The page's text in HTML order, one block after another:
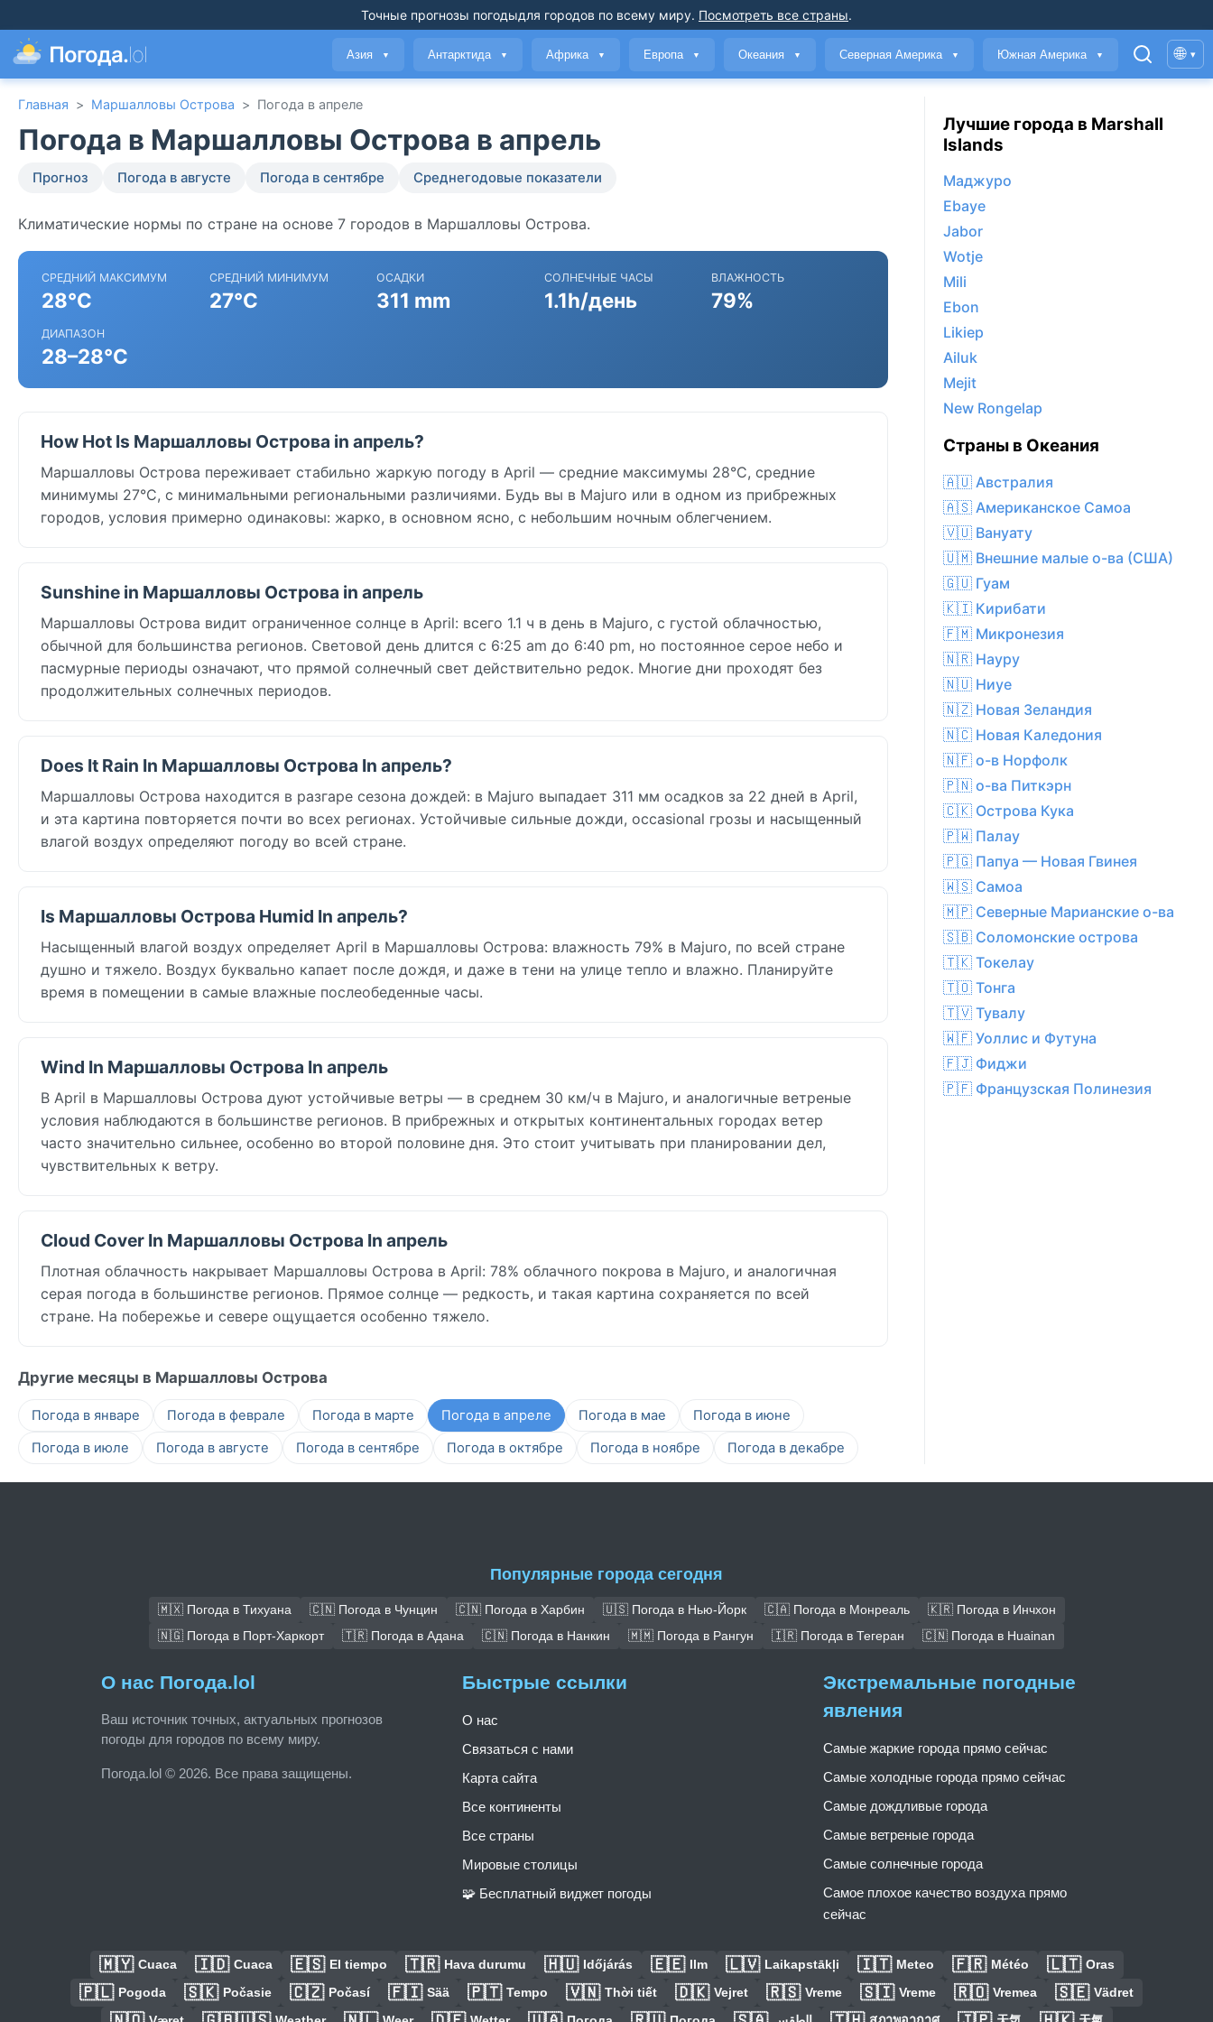
Точные прогнозы погодыдля городов по всему миру. Посмотреть все страны.
Погода.lol Азия ▼ Антарктида ▼ Африка ▼ Европа ▼ Океания ▼ Северная Америка ▼ Южная Америка ▼ 🌐 ▾
Главная > Маршалловы Острова > Погода в апреле
Погода в Маршалловы Острова в апрель
Прогноз Погода в августе Погода в сентябре Среднегодовые показатели
Климатические нормы по стране на основе 7 городов в Маршалловы Острова.
СРЕДНИЙ МАКСИМУМ
28°C
СРЕДНИЙ МИНИМУМ
27°C
ОСАДКИ
311 mm
СОЛНЕЧНЫЕ ЧАСЫ
1.1h/день
ВЛАЖНОСТЬ
79%
ДИАПАЗОН
28–28°C
How Hot Is Маршалловы Острова in апрель?
Маршалловы Острова переживает стабильно жаркую погоду в April — средние максимумы 28°C, средние
минимумы 27°C, с минимальными региональными различиями. Будь вы в Majuro или в одном из прибрежных
городов, условия примерно одинаковы: жарко, в основном ясно, с небольшим ночным облегчением.
Sunshine in Маршалловы Острова in апрель
Маршалловы Острова видит ограниченное солнце в April: всего 1.1 ч в день в Majuro, с густой облачностью,
обычной для большинства регионов. Световой день длится с 6:25 am до 6:40 pm, но постоянное серое небо и
пасмурные периоды означают, что прямой солнечный свет действительно редок. Многие дни проходят без
продолжительных солнечных периодов.
Does It Rain In Маршалловы Острова In апрель?
Маршалловы Острова находится в разгаре сезона дождей: в Majuro выпадает 311 мм осадков за 22 дней в April,
и эта картина повторяется почти во всех регионах. Устойчивые сильные дожди, occasional грозы и насыщенный
влагой воздух определяют погоду во всей стране.
Is Маршалловы Острова Humid In апрель?
Насыщенный влагой воздух определяет April в Маршалловы Острова: влажность 79% в Majuro, по всей стране
душно и тяжело. Воздух буквально капает после дождя, и даже в тени на улице тепло и влажно. Планируйте
время в помещении в самые влажные послеобеденные часы.
Wind In Маршалловы Острова In апрель
В April в Маршалловы Острова дуют устойчивые ветры — в среднем 30 км/ч в Majuro, и аналогичные ветреные
условия наблюдаются в большинстве регионов. В прибрежных и открытых континентальных городах ветер
часто значительно сильнее, особенно во второй половине дня. Это стоит учитывать при планировании дел,
чувствительных к ветру.
Cloud Cover In Маршалловы Острова In апрель
Плотная облачность накрывает Маршалловы Острова в April: 78% облачного покрова в Majuro, и аналогичная
серая погода в большинстве регионов. Прямое солнце — редкость, и такая картина сохраняется по всей
стране. На побережье и севере ощущается особенно тяжело.
Другие месяцы в Маршалловы Острова
Погода в январе Погода в феврале Погода в марте Погода в апреле Погода в мае
Погода в июне
Погода в июле
Погода в августе Погода в сентябре Погода в октябре Погода в ноябре Погода в декабре
Лучшие города в Marshall
Islands
Маджуро
Ebaye
Jabor
Wotje
Mili
Ebon
Likiep
Ailuk
Mejit
New Rongelap
Страны в Океания
🇦🇺 Австралия
🇦🇸 Американское Самоа
🇻🇺 Вануату
🇺🇲 Внешние малые о-ва (США)
🇬🇺 Гуам
🇰🇮 Кирибати
🇫🇲 Микронезия
🇳🇷 Науру
🇳🇺 Ниуе
🇳🇿 Новая Зеландия
🇳🇨 Новая Каледония
🇳🇫 о-в Норфолк
🇵🇳 о-ва Питкэрн
🇨🇰 Острова Кука
🇵🇼 Палау
🇵🇬 Папуа — Новая Гвинея
🇼🇸 Самоа
🇲🇵 Северные Марианские о-ва
🇸🇧 Соломонские острова
🇹🇰 Токелау
🇹🇴 Тонга
🇹🇻 Тувалу
🇼🇫 Уоллис и Футуна
🇫🇯 Фиджи
🇵🇫 Французская Полинезия
Популярные города сегодня
🇲🇽 Погода в Тихуана 🇨🇳 Погода в Чунцин 🇨🇳 Погода в Харбин 🇺🇸 Погода в Нью-Йорк 🇨🇦 Погода в Монреаль
🇰🇷 Погода в Инчхон
🇳🇬 Погода в Порт-Харкорт
🇹🇷 Погода в Адана 🇨🇳 Погода в Нанкин 🇲🇲 Погода в Рангун 🇮🇷 Погода в Тегеран 🇨🇳 Погода в Huainan
О нас Погода.lol
Ваш источник точных, актуальных прогнозов
погоды для городов по всему миру.
Погода.lol © 2026. Все права защищены.
Быстрые ссылки
О нас
Связаться с нами
Карта сайта
Все континенты
Все страны
Мировые столицы
🧩 Бесплатный виджет погоды
Экстремальные погодные
явления
Самые жаркие города прямо сейчас
Самые холодные города прямо сейчас
Самые дождливые города
Самые ветреные города
Самые солнечные города
Самое плохое качество воздуха прямо
сейчас
🇲🇾 Cuaca 🇮🇩 Cuaca 🇪🇸 El tiempo 🇹🇷 Hava durumu 🇭🇺 Időjárás 🇪🇪 Ilm 🇱🇻 Laikapstākļi 🇮🇹 Meteo 🇫🇷 Météo 🇱🇹 Oras
🇵🇱 Pogoda 🇸🇰 Počasie 🇨🇿 Počasí 🇫🇮 Sää 🇵🇹 Tempo 🇻🇳 Thời tiết 🇩🇰 Vejret 🇷🇸 Vreme 🇸🇮 Vreme 🇷🇴 Vremea 🇸🇪 Vädret